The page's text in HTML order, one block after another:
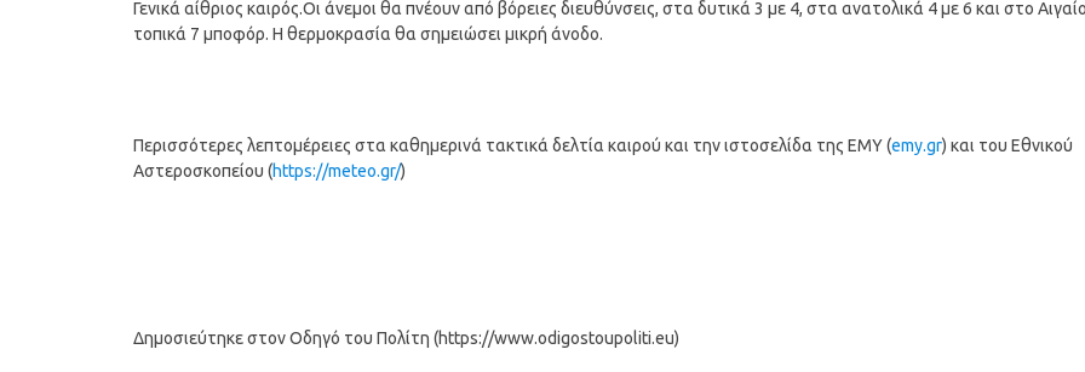
Γενικά αίθριος καιρός.Οι άνεμοι θα πνέουν από βόρειες διευθύνσεις, στα δυτικά 3 με 4, στα ανατολικά 4 με 6 και στο
τοπικά 7 μποφόρ. Η θερμοκρασία θα σημειώσει μικρή άνοδο.
Περισσότερες λεπτομέρειες στα καθημερινά τακτικά δελτία καιρού και την ιστοσελίδα της ΕΜΥ (emy.gr) και του Εθνικού
Αστεροσκοπείου (https://meteo.gr/)
Δημοσιεύτηκε στον Οδηγό του Πολίτη (https://www.odigostoupoliti.eu)